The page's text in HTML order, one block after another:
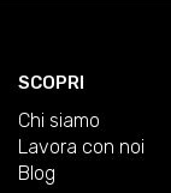
SCOPRI
Chi siamo
Lavora con noi
Blog